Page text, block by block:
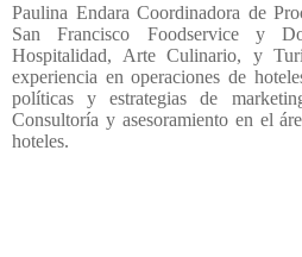
Paulina Endara Coordinadora de
San Francisco Foodservice y
Hospitalidad, Arte Culinario, y
experiencia en operaciones de
políticas y estrategias de
Consultoría y asesoramiento en el
hoteles.